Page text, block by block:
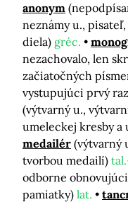
anonym
neznámy u.,
diela) gréc.
nezachovalo, len
začiatočných
vystupujúci prvý
(výtvarný u.,
umeleckej kresby
medailér (výtvarný
tvorbou medailí)
odborne
pamiatky) lat.